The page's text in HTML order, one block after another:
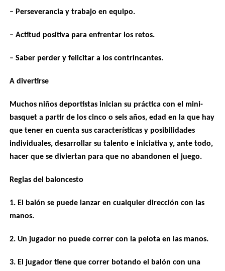
– Perseverancia y trabajo en equipo.
– Actitud positiva para enfrentar los retos.
– Saber perder y felicitar a los contrincantes.
A divertirse
Muchos niños deportistas inician su práctica con el mini-
basquet a partir de los cinco o seis años, edad en la que hay
que tener en cuenta sus características y posibilidades
individuales, desarrollar su talento e iniciativa y, ante todo,
hacer que se diviertan para que no abandonen el juego.
Reglas del baloncesto
1. El balón se puede lanzar en cualquier dirección con las
manos.
2. Un jugador no puede correr con la pelota en las manos.
3. El jugador tiene que correr botando el balón con una